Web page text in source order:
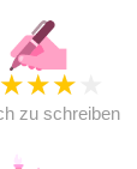
★★★
zu schreiben